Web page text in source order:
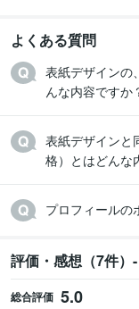
よくある質問
表紙デザインの
んな内容ですか
表紙デザインと
格）とはどんな
プロフィールの
評価・感想（7件）
総合評価 5.0